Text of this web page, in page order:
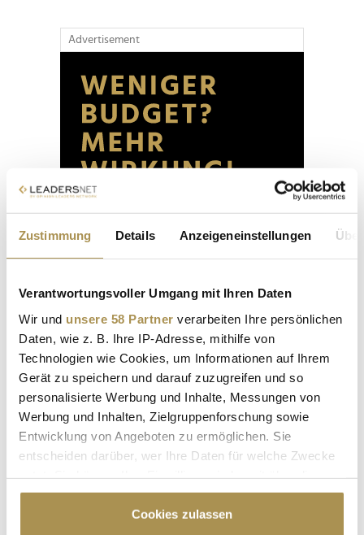
Zustimmung Details Anzeigeneinstellungen
Verantwortungsvoller Umgang mit Ihren Daten
Wir und unsere 58 Partner verarbeiten Ihre persönlichen
Daten, wie z. B. Ihre IP-Adresse, mithilfe von
Technologien wie Cookies, um Informationen auf Ihrem
Gerät zu speichern und darauf zuzugreifen und so
personalisierte Werbung und Inhalte, Messungen von
Werbung und Inhalten, Zielgruppenforschung sowie
Entwicklung von Angeboten zu ermöglichen. Sie
entscheiden darüber, wer Ihre Daten für welche Zwecke
Cookie-Erklärung oder durch Klicken auf das Privacy
Trigger Symbol ändern oder widerrufen
Cookies zulassen
Advertisement